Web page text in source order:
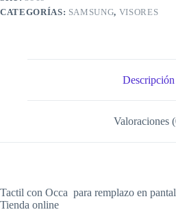
CATEGORÍAS: SAMSUNG, VISORES
Descripción
Valoraciones
Tactil con Occa para remplazo en
Tienda online